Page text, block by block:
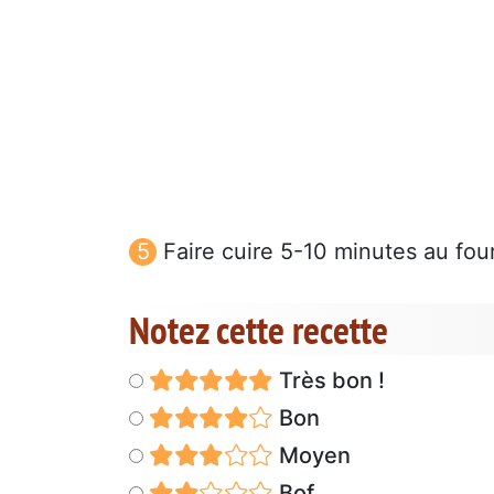
Faire cuire 5-10 minutes au
Notez cette recette
Très bon !
Bon
Moyen